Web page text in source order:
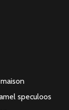
speculoos